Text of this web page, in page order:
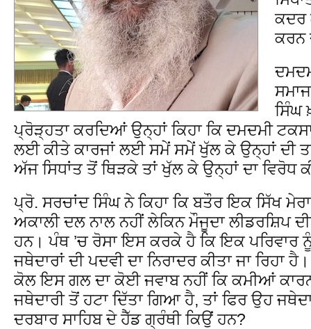
ਕਦਰ
ਕਰਨ
ਸਿੰਘ
ਪ੍ਰੋੜ੍ਹਤਾ ਕਰਦਿਆਂ ਉਨ੍ਹਾਂ ਕਿਹਾ ਕਿ ਦਮਦਮੀ
ਲਈ ਕੀਤੇ ਕਾਰਜਾਂ ਲਈ ਸਮੇਂ ਸਮੇਂ ਖੁੱਲ ਕੇ ਉਨ੍ਹਾਂ ਦੀ
ਅੱਜ ਸਿਧਾਂਤ ਤੋਂ ਥਿੜਕੇ ਤਾਂ ਖੁੱਲ ਕੇ ਉਨ੍ਹਾਂ ਦਾ ਵਿਰੋਧ
ਪ੍ਰੋ. ਸਰਚਾਂਦ ਸਿੰਘ ਨੇ ਕਿਹਾ ਕਿ ਬਤੌਰ ਇਕ ਸਿੱਖ
ਅਕਾਲੀ ਦਲ ਨਾਲ ਨਹੀਂ ਲੇਕਿਨ ਮੌਜੂਦਾ
ਹਨ। ਪੰਥ ’ਚ ਰੋਸਾ ਇਸ ਕਰਕੇ ਹੈ ਕਿ ਇਕ ਪਰਿਵਾਰ
ਜਥੇਦਾਰਾਂ ਦੀ ਪਦਵੀ ਦਾ ਨਿਰਾਦਰ ਕੀਤਾ ਜਾ ਰਿਹਾ
ਕੋਲ ਇਸ ਗਲ ਦਾ ਕੋਈ ਜਵਾਬ ਨਹੀਂ ਕਿ ਕਮੀਆਂ
ਜਥੇਦਾਰੀ ਤੋਂ ਹਟਾ ਦਿੱਤਾ ਗਿਆ ਹੈ, ਤਾਂ ਫਿਰ ਉਹ
ਦਰਬਾਰ ਸਾਹਿਬ ਦੇ ਹੈੱਡ ਗ੍ਰੰਥੀ ਕਿਉਂ ਹਨ?